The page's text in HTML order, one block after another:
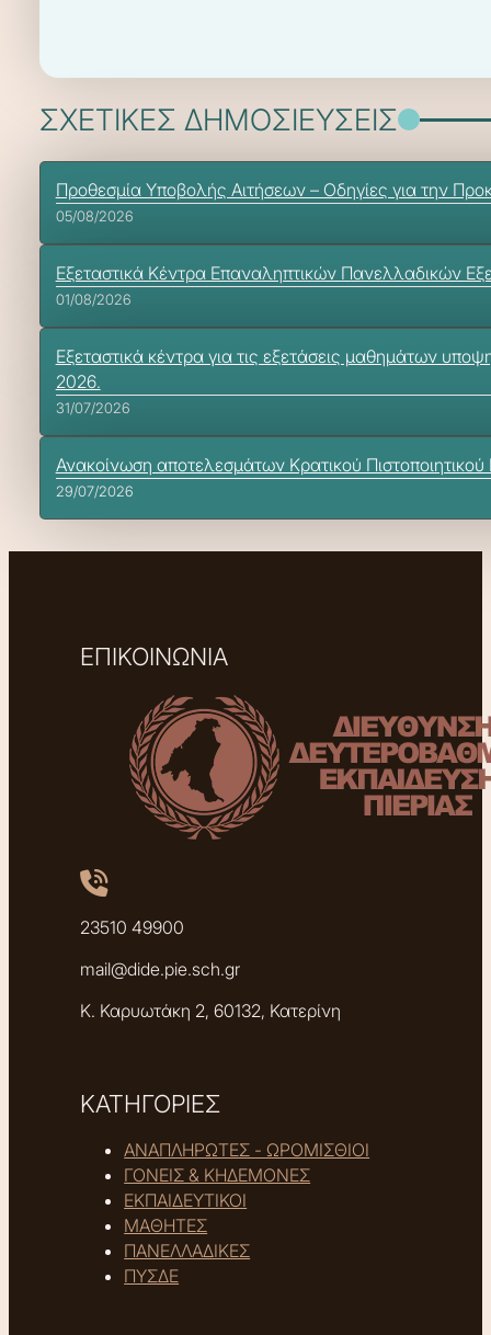
ΣΧΕΤΙΚΕΣ ΔΗΜΟΣΙΕΥΣΕΙΣ
Προθεσμία Υποβολής Αιτήσεων – Οδηγίες για την
05/08/2026
Εξεταστικά Κέντρα Επαναληπτικών Πανελλαδικών
01/08/2026
Εξεταστικά κέντρα για τις εξετάσεις μαθημάτων
2026.
31/07/2026
Ανακοίνωση αποτελεσμάτων Κρατικού
29/07/2026
ΕΠΙΚΟΙΝΩΝΙΑ
23510 49900
mail@dide.pie.sch.gr
Κ. Καρυωτάκη 2, 60132, Κατερίνη
ΚΑΤΗΓΟΡΙΕΣ
ΑΝΑΠΛΗΡΩΤΕΣ - ΩΡΟΜΙΣΘΙΟΙ
ΓΟΝΕΙΣ & ΚΗΔΕΜΟΝΕΣ
ΕΚΠΑΙΔΕΥΤΙΚΟΙ
ΜΑΘΗΤΕΣ
ΠΑΝΕΛΛΑΔΙΚΕΣ
ΠΥΣΔΕ